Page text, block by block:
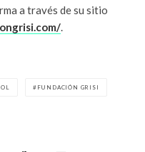
a través de su sitio
.
FUNDACIÓN GRISI